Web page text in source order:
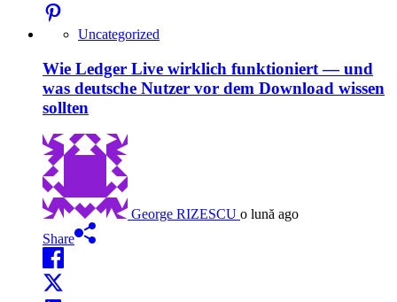
Uncategorized
Wie Ledger Live wirklich funktioniert — und
was deutsche Nutzer vor dem Download wissen
sollten
George RIZESCU o lună ago
Share